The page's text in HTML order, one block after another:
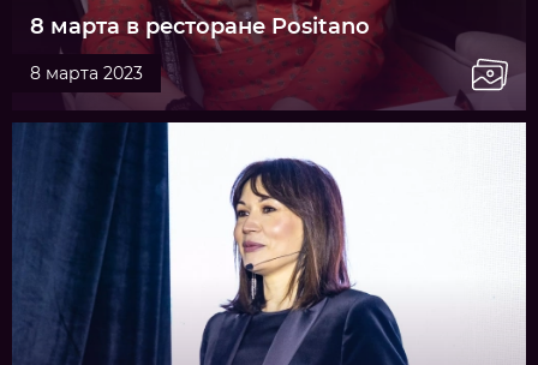
8 марта в ресторане Positano
8 марта 2023